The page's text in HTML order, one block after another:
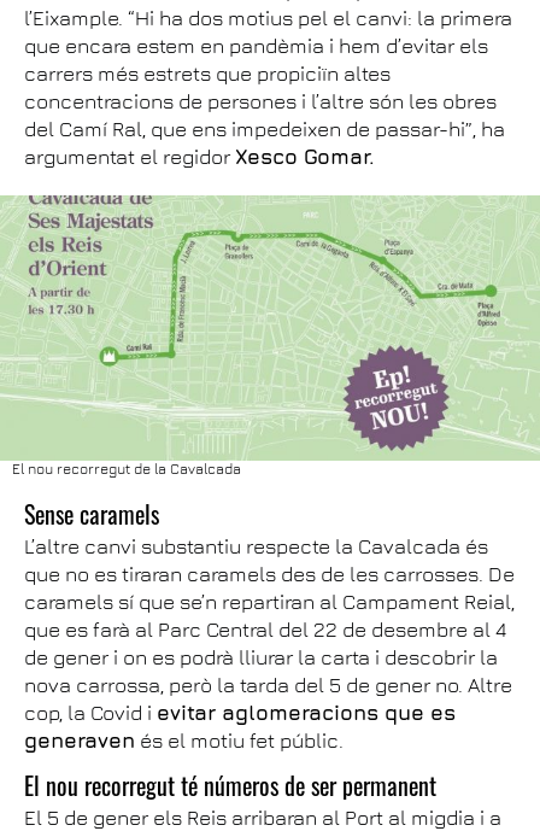
l’Eixample. “Hi ha dos motius pel el canvi: la primera
que encara estem en pandèmia i hem d’evitar els
carrers més estrets que propiciïn altes
concentracions de persones i l’altre són les obres
del Camí Ral, que ens impedeixen de passar-hi”, ha
argumentat el regidor Xesco Gomar.
El nou recorregut de la Cavalcada
Sense caramels
L’altre canvi substantiu respecte la Cavalcada és
que no es tiraran caramels des de les carrosses. De
caramels sí que se’n repartiran al Campament Reial,
que es farà al Parc Central del 22 de desembre al 4
de gener i on es podrà lliurar la carta i descobrir la
nova carrossa, però la tarda del 5 de gener no. Altre
cop, la Covid i evitar aglomeracions que es
generaven és el motiu fet públic.
El nou recorregut té números de ser permanent
El 5 de gener els Reis arribaran al Port al migdia i a